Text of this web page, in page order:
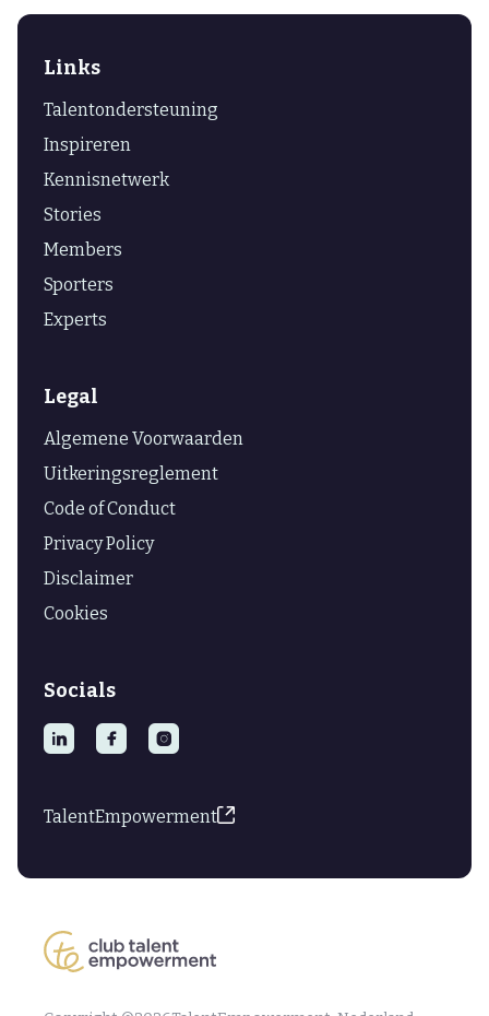
Links
Talentondersteuning
Inspireren
Kennisnetwerk
Stories
Members
Sporters
Experts
Legal
Algemene Voorwaarden
Uitkeringsreglement
Code of Conduct
Privacy Policy
Disclaimer
Cookies
Socials
  
TalentEmpowerment